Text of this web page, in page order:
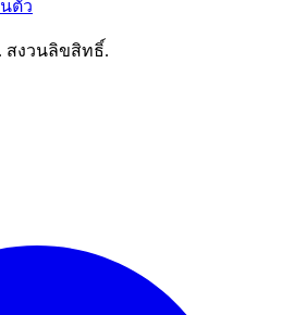
ตัว
สงวนลิขสิทธิ์.